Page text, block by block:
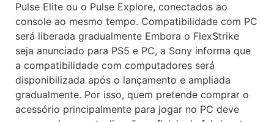
Pulse Elite ou o Pulse Explore, conectados ao
console ao mesmo tempo. Compatibilidade com PC
será liberada gradualmente Embora o FlexStrike
seja anunciado para PS5 e PC, a Sony informa que
a compatibilidade com computadores será
disponibilizada após o lançamento e ampliada
gradualmente. Por isso, quem pretende comprar o
acessório principalmente para jogar no PC deve